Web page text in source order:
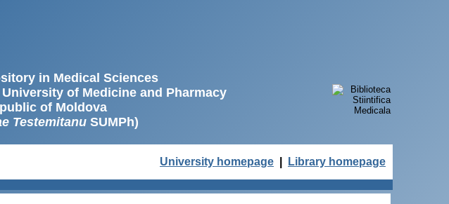
in Medical Sciences
of Medicine and Pharmacy
of Moldova
TestemitanuSUMPh)
University homepage Library homepage